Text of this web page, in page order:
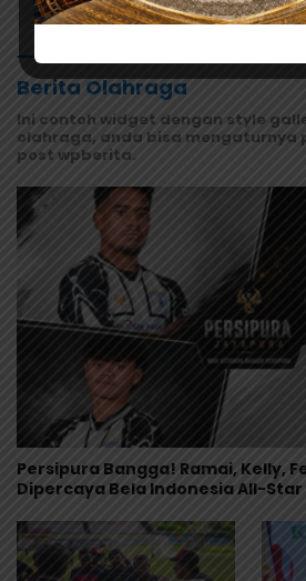
Berita Olahraga
Ini contoh widget dengan style
olahraga, anda bisa mengaturnya
post wpberita.
Persipura Bangga! Ramai, Kelly,
Dipercaya Bela Indonesia All-Star